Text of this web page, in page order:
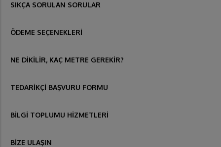
SIKÇA SORULAN SORULAR
ÖDEME SEÇENEKLERİ
NE DİKİLİR, KAÇ METRE GEREKİR?
TEDARİKÇİ BAŞVURU FORMU
BİLGİ TOPLUMU HİZMETLERİ
BİZE ULAŞIN